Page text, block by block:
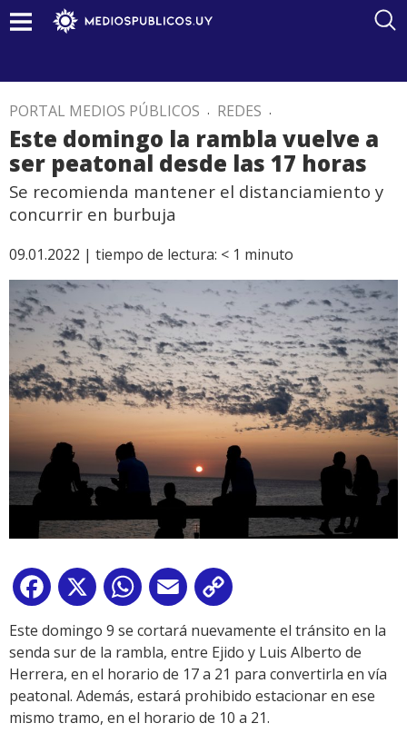
PORTAL MEDIOS PÚBLICOS . REDES .
Este domingo la rambla vuelve a
ser peatonal desde las 17 horas
Se recomienda mantener el distanciamiento y
concurrir en burbuja
09.01.2022 | tiempo de lectura: < 1 minuto
Facebook
X WhatsApp
Email
Link
Este domingo 9 se cortará nuevamente el tránsito en la
senda sur de la rambla, entre Ejido y Luis Alberto de
Herrera, en el horario de 17 a 21 para convertirla en vía
peatonal. Además, estará prohibido estacionar en ese
mismo tramo, en el horario de 10 a 21.